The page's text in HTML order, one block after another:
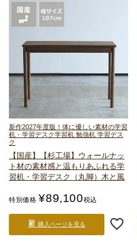
新作2027年度版！ 体に優しい素材の学習
机・学習デスク学習机 勉強机 学習デス
ク
【国産】【杉工場】ウォールナッ
ト材の素材感と温もりあふれる学
習机・学習デスク（丸脚） 木と風
特別価格 ¥89,100税込
購入ページを見る